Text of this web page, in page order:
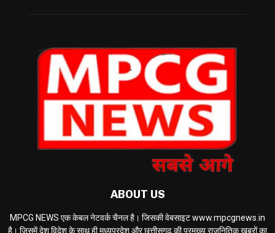
ABOUT US
MPCG NEWS एक केबल नेटवर्क चैनल है। जिसकी वेबसाइट www.mpcgnews.in
है। जिसमें देश विदेश के साथ ही मध्यप्रदेश और छत्तीसगढ़ की प्रमुख्य राजनितिक खबरों का